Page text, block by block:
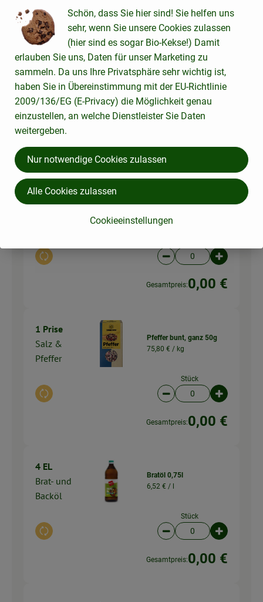
Du hast sicher:
2 Zehe(n)
Knoblauch
Auswahl ändern
Knoblauch getrocknet
20,49 € /kg
Stück
Gesamtpreis:ca. 0,00 €
Auswahl ändern Artikelanzahl
Gesamtpreis:0,00 €
1 Prise
Salz &
Pfeffer
Auswahl ändern
Pfeffer bunt, ganz 50g
75,80 € / kg
Stück
Artikelanzahl
Gesamtpreis:0,00 €
4 EL
Brat- und
Backöl
Auswahl ändern
Bratöl 0,75l
6,52 € /
Stück
Artikelanzahl
Gesamtpreis:0,00 €
Schön, dass Sie hier sind! Sie helfen uns
sehr, wenn Sie unsere Cookies zulassen
(hier sind es sogar Bio-Kekse!) Damit
erlauben Sie uns, Daten für unser Marketing zu
sammeln. Da uns Ihre Privatsphäre sehr wichtig ist,
haben Sie in Übereinstimmung mit der EU-Richtlinie
2009/136/EG (E-Privacy) die Möglichkeit genau
einzustellen, an welche Dienstleister Sie Daten
weitergeben.
Cookieeinstellungen
Nur notwendige Cookies zulassen
Alle Cookies zulassen